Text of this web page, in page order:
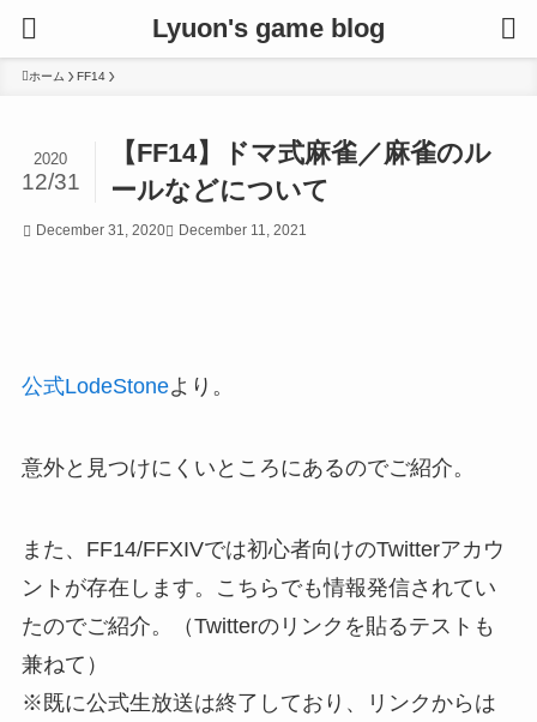
Lyuon's game blog
ホーム FF14
【FF14】ドマ式麻雀／麻雀のル
ールなどについて
2020
12/31
December 31, 2020 December 11, 2021
公式LodeStoneより。
意外と見つけにくいところにあるのでご紹介。
また、FF14/FFXIVでは初心者向けのTwitterアカウ
ントが存在します。こちらでも情報発信されてい
たのでご紹介。（Twitterのリンクを貼るテストも
兼ねて）
※既に公式生放送は終了しており、リンクからは